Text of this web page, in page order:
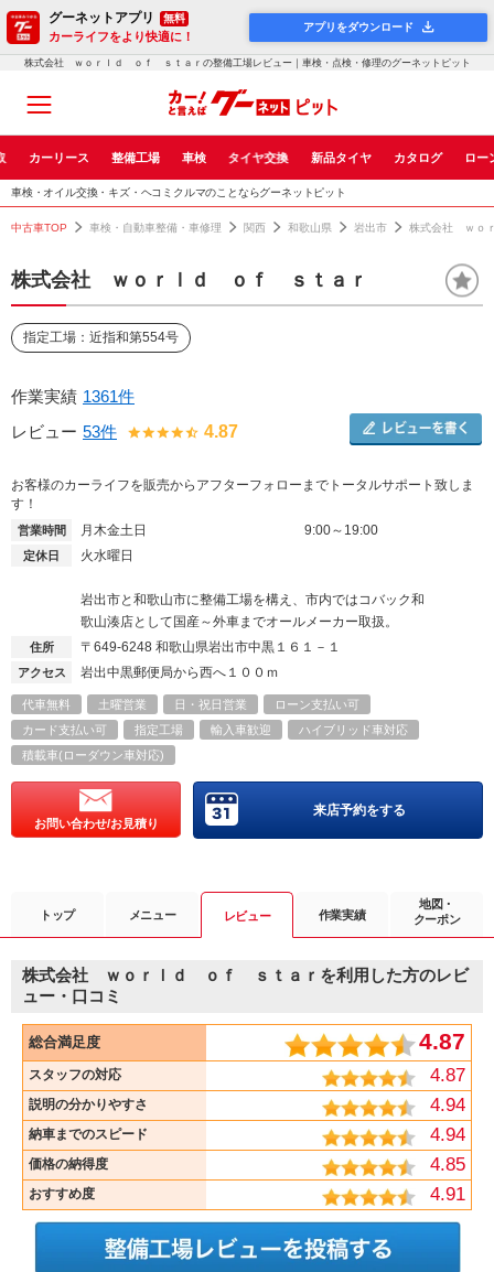
グーネットアプリ 無料
カーライフをより快適に！
アプリをダウンロード
株式会社 ｗｏｒｌｄ ｏｆ ｓｔａｒの整備工場レビュー｜車検・点検・修理のグーネットピット
カーリース 整備工場 車検 タイヤ交換 新品タイヤ カタログ ロー
車検・オイル交換・キズ・ヘコミクルマのことならグーネットピット
中古車TOP 車検・自動車整備・車修理 関西 和歌山県 岩出市 株式会社 ｗｏ
株式会社 ｗｏｒｌｄ ｏｆ ｓｔａｒ
指定工場：近指和第554号
作業実績 1361件
レビュー 53件 4.87
お客様のカーライフを販売からアフターフォローまでトータルサポート致しま
す！
営業時間 月木金土日 9:00～19:00
定休日 火水曜日
岩出市と和歌山市に整備工場を構え、市内ではコバック和
歌山湊店として国産～外車までオールメーカー取扱。
住所 〒649-6248 和歌山県岩出市中黒１６１－１
アクセス 岩出中黒郵便局から西へ１００ｍ
代車無料 土曜営業 日・祝日営業
ローン支払い可
カード支払い可
指定工場 輸入車歓迎
ハイブリッド車対応
積載車(ローダウン車対応)
お問い合わせ/お見積り
来店予約をする
トップ メニュー レビュー 作業実績
地図・
クーポン
株式会社 ｗｏｒｌｄ ｏｆ ｓｔａｒを利用した方のレビ
ュー・口コミ
総合満足度 4.87
スタッフの対応 4.87
説明の分かりやすさ 4.94
納車までのスピード 4.94
価格の納得度 4.85
おすすめ度 4.91